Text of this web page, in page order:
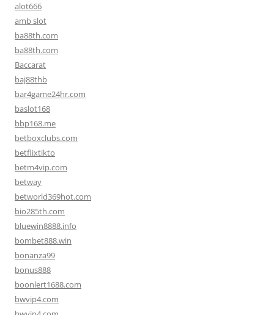
alot666
amb slot
ba88th.com
ba88th.com
Baccarat
baj88thb
bar4game24hr.com
baslot168
bbp168.me
betboxclubs.com
betflixtikto
betm4vip.com
betway
betworld369hot.com
bio285th.com
bluewin8888.info
bombet888.win
bonanza99
bonus888
boonlert1688.com
bwvip4.com